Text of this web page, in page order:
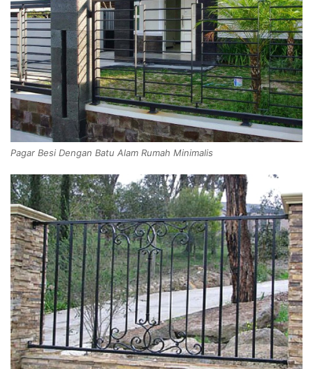
Pagar Besi Dengan Batu Alam Rumah Minimalis